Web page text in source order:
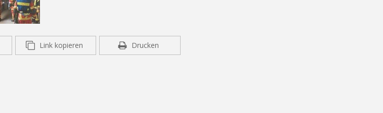
Link kopieren Drucken